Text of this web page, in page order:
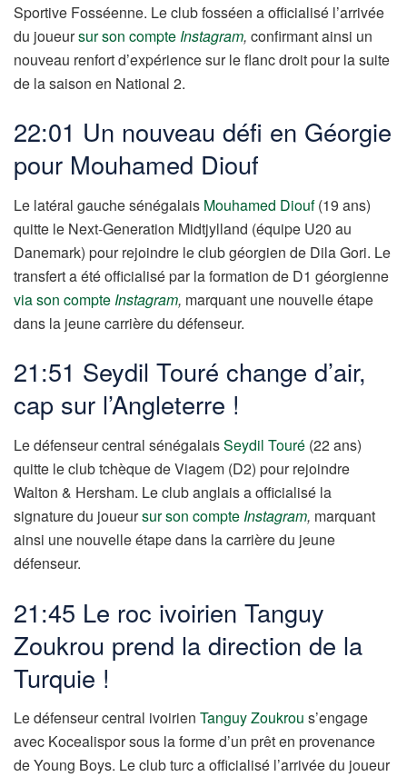
Sportive Fosséenne. Le club fosséen a officialisé l’arrivée
du joueursur son compte Instagram, confirmant ainsi un
nouveau renfort d’expérience sur le flanc droit pour la suite
de la saison en National 2.
22:01 Un nouveau défi en Géorgie
pour Mouhamed Diouf
Le latéral gauche sénégalais Mouhamed Diouf(19 ans)
quitte le Next-Generation Midtjylland (équipe U20 au
Danemark) pour rejoindre le club géorgien de Dila Gori. Le
transfert a été officialisé par la formation de D1 géorgienne
via son compteInstagram, marquant une nouvelle étape
dans la jeune carrière du défenseur.
21:51 Seydil Touré change d’air,
cap sur l’Angleterre !
Le défenseur central sénégalaisSeydil Touré (22 ans)
quitte le club tchèque de Viagem (D2) pour rejoindre
Walton & Hersham. Le club anglais a officialisé la
signature du joueursur son compteInstagram, marquant
ainsi une nouvelle étape dans la carrière du jeune
défenseur.
21:45 Le roc ivoirien Tanguy
Zoukrou prend la direction de la
Turquie !
Le défenseur central ivoirien Tanguy Zoukrou s’engage
avec Kocealispor sous la forme d’un prêt en provenance
de Young Boys. Le club turc a officialisé l’arrivée du joueur